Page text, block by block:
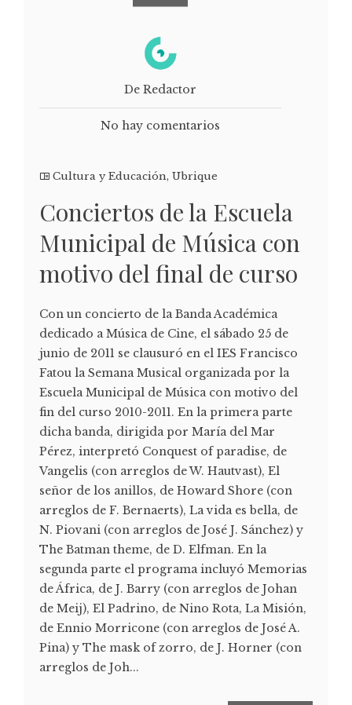
De Redactor
No hay comentarios
Cultura y Educación, Ubrique
Conciertos de la Escuela
Municipal de Música con
motivo del final de curso
Con un concierto de la Banda Académica
dedicado a Música de Cine, el sábado 25 de
junio de 2011 se clausuró en el IES Francisco
Fatou la Semana Musical organizada por la
Escuela Municipal de Música con motivo del
fin del curso 2010-2011. En la primera parte
dicha banda, dirigida por María del Mar
Pérez, interpretó Conquest of paradise, de
Vangelis (con arreglos de W. Hautvast), El
señor de los anillos, de Howard Shore (con
arreglos de F. Bernaerts), La vida es bella, de
N. Piovani (con arreglos de José J. Sánchez) y
The Batman theme, de D. Elfman. En la
segunda parte el programa incluyó Memorias
de África, de J. Barry (con arreglos de Johan
de Meij), El Padrino, de Nino Rota, La Misión,
de Ennio Morricone (con arreglos de José A.
Pina) y The mask of zorro, de J. Horner (con
arreglos de Joh...